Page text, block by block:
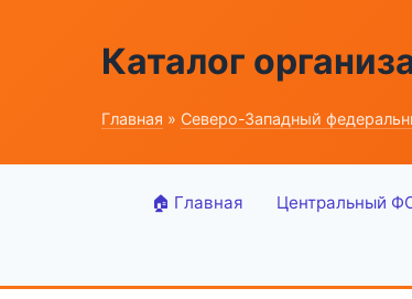
Каталог
Главная » Северо-Западный
🏠 Главная Центральный